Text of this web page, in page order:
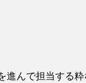
んで担当する粋